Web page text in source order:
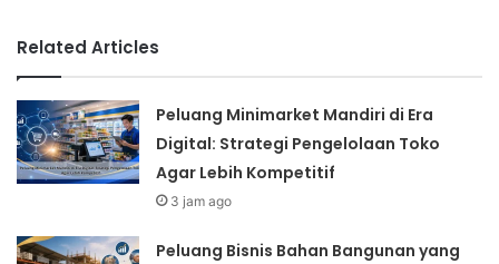
Related Articles
Peluang Minimarket Mandiri di Era
Digital: Strategi Pengelolaan Toko
Agar Lebih Kompetitif
3 jam ago
Peluang Bisnis Bahan Bangunan yang